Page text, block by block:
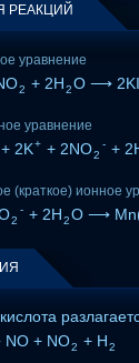
РЕАКЦИЙ
уравнение
2 + 2H2O ⟶ 2KI
уравнение
+ 2K+ + 2NO2
- +
(краткое) ионное
2
- + 2H2O ⟶
+ NO2 + H2